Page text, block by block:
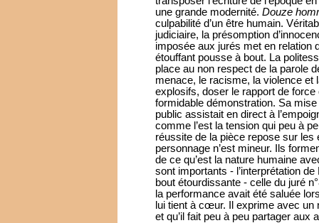
une grande modernité. Douze
culpabilité d’un être humain.
judiciaire, la présomption
imposée aux jurés met en relation
étouffant pousse à bout. La
place au non respect de la parole
menace, le racisme, la violence
explosifs, doser le rapport de force
formidable démonstration. Sa
public assistait en direct à
comme l’est la tension qui peu à
réussite de la pièce repose sur
personnage n’est mineur. Ils
de ce qu’est la nature humaine
sont importants - l’interprétation
bout étourdissante - celle du juré
la performance avait été saluée
lui tient à cœur. Il exprime avec un
et qu’il fait peu à peu partager aux